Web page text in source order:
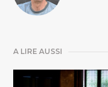
A LIRE AUSSI